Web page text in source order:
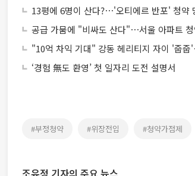
13평에 6명이 산다?⋯'오티에르 반포' 청약
공급 가뭄에 "비싸도 산다"⋯서울 아파트
"10억 차익 기대" 강동 헤리티지 자이 '줍
‘경험 無도 환영’ 첫 일자리 도전 설명서
#부정청약 #위장전입 #청약가점제
조유정 기자의 주요 뉴스